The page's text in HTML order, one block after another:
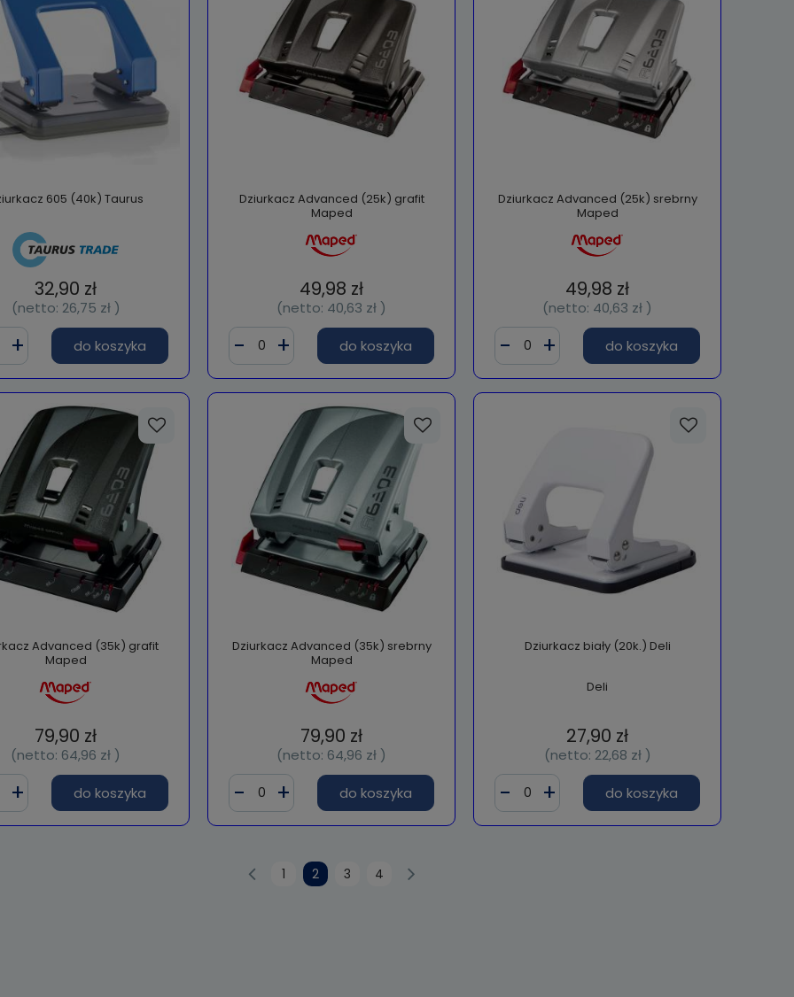
605 (40k) Taurus
32,90 zł
(netto: 26,75 zł)
do koszyka
Dziurkacz Advanced (25k) grafit
Maped
49,98 zł
(netto: 40,63 zł )
do koszyka
Dziurkacz Advanced (25k) srebrny
Maped
49,98 zł
(netto: 40,63 zł )
do koszyka
Advanced (35k) grafit
Maped
79,90 zł
(netto: 64,96 zł )
do koszyka
Dziurkacz Advanced (35k) srebrny
Maped
79,90 zł
(netto: 64,96 zł )
do koszyka
Dziurkacz biały (20k.) Deli
Deli
27,90 zł
(netto: 22,68 zł)
do koszyka
1 2 3 4